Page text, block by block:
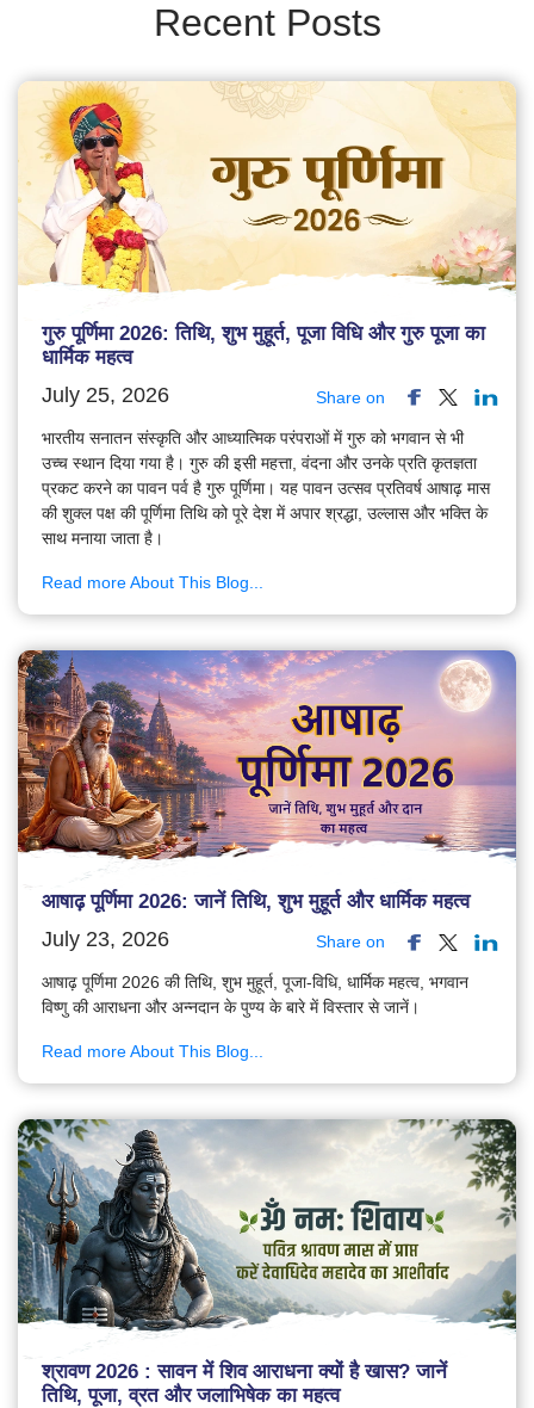
Recent Posts
गुरु पूर्णिमा 2026: तिथि, शुभ मुहूर्त, पूजा विधि और गुरु पूजा का
धार्मिक महत्व
July 25, 2026 Share on
भारतीय सनातन संस्कृति और आध्यात्मिक परंपराओं में गुरु को भगवान से भी
उच्च स्थान दिया गया है। गुरु की इसी महत्ता, वंदना और उनके प्रति कृतज्ञता
प्रकट करने का पावन पर्व है गुरु पूर्णिमा। यह पावन उत्सव प्रतिवर्ष आषाढ़ मास
की शुक्ल पक्ष की पूर्णिमा तिथि को पूरे देश में अपार श्रद्धा, उल्लास और भक्ति के
साथ मनाया जाता है।
Read more About This Blog...
आषाढ़ पूर्णिमा 2026: जानें तिथि, शुभ मुहूर्त और धार्मिक महत्व
July 23, 2026 Share on
आषाढ़ पूर्णिमा 2026 की तिथि, शुभ मुहूर्त, पूजा-विधि, धार्मिक महत्व, भगवान
विष्णु की आराधना और अन्नदान के पुण्य के बारे में विस्तार से जानें।
Read more About This Blog...
श्रावण 2026 : सावन में शिव आराधना क्यों है खास? जानें
तिथि, पूजा, व्रत और जलाभिषेक का महत्व